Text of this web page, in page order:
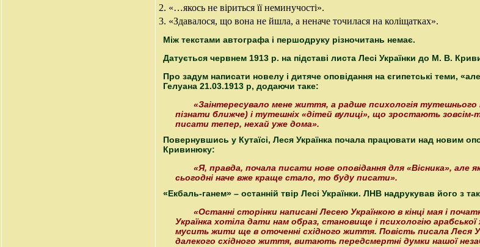
2. «…якось не віриться її неминучості».
3. «Здавалося, що вона не йшла, а неначе точилася на коліщатках».
Між текстами автографа і першодруку різночитань немає.
Датується червнем 1913 р. на підставі листа Лесі Українки до М. В.
Про задум написати новелу і дитяче оповідання на єгипетські теми,
Гелуана 21.03.1913 р, додаючи таке:
«Заінтересувало мене життя, а радше психологія тутешнього
пізнати ближче) і тутешніх «дітей вулиці», що зростають зовсім-
писати тепер, нехай уже дома».
Повернувшись у Кутаїсі, Леся Українка почала працювати над новим
Кривинюку:
«Я, правда, почала писати нове оповідання для «Вісника»,
сьогодні наче вже краще стало, то буду писати».
«Екбаль-ганем» – останній твір Лесі Українки. ЛНВ надрукував його з
«Останні сторінки написані Лесею Українкою в кінці мая і
Українка хотіла дати нам образ, становище і психологію
мусить жити ще в оточенні східного життя. Повість писала Леся
далекого східного життя, витають передсмертні думки нашої